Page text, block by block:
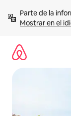
contenidoMostrar en el